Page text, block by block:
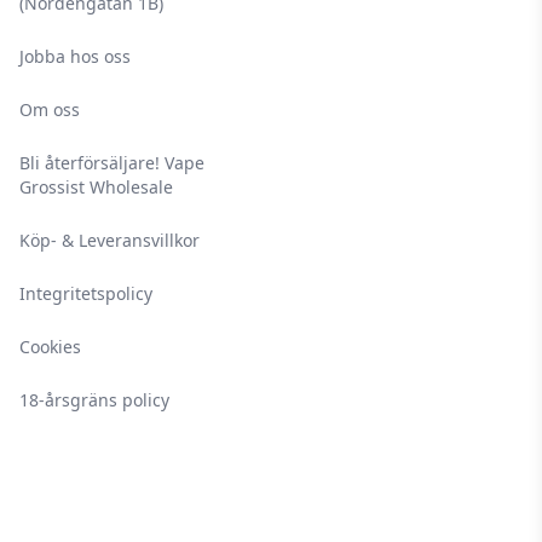
minst 2 år vid oöppnad förpackning och minst
torr och mörk plats.
Jobba hos oss
Om oss
Bli återförsäljare! Vape
Grossist Wholesale
Köp- & Leveransvillkor
Integritetspolicy
Cookies
18-årsgräns policy